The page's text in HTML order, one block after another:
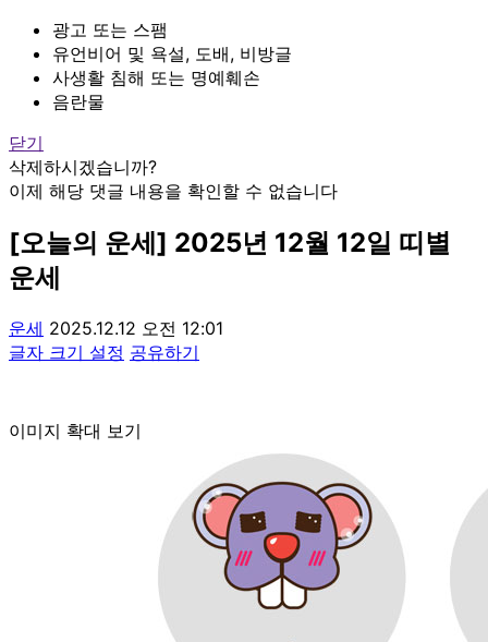
광고 또는 스팸
유언비어 및 욕설, 도배, 비방글
사생활 침해 또는 명예훼손
음란물
닫기
삭제하시겠습니까?
이제 해당 댓글 내용을 확인할 수 없습니다
[오늘의 운세] 2025년 12월 12일 띠별
운세
운세 2025.12.12 오전 12:01
글자 크기 설정 공유하기
이미지 확대 보기